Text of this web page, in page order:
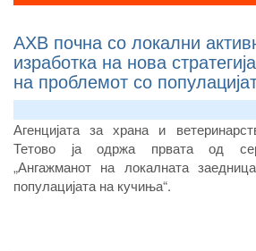
АХВ почна со локални
изработка на нова
на проблемот со
Агенцијата за храна и
Тетово ја одржа првата од
„Ангажманот на локалната
популацијата на кучиња“.